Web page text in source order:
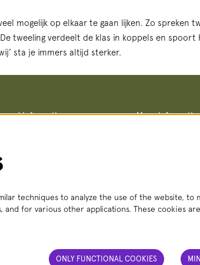
mogelijk op elkaar te gaan lijken. Zo spreken
tweeling verdeelt de klas in koppels en
sta je immers altijd sterker.
and information More
techniques to analyze the use of the website,
and for various other applications. These cookies
ONLY FUNCTIONAL COOKIES